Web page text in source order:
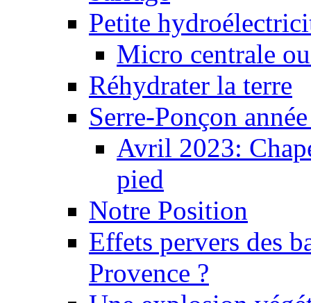
Petite
Micro centrale
Réhydrater la terre
Serre-Ponçon
Avril 2023:
pied
Notre Position
Effets pervers des
Provence ?